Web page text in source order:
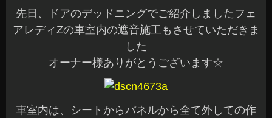
先日、ドアのデッドニングでご紹介しましたフェ
アレディZの車室内の遮音施工もさせていただきま
した
オーナー様ありがとうございます☆
車室内は、シートからパネルから全て外しての作